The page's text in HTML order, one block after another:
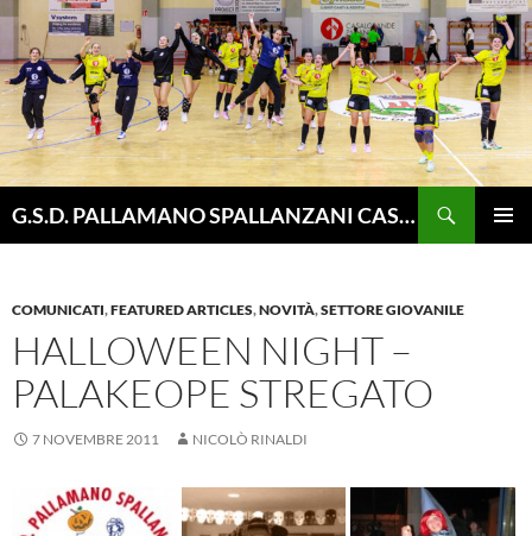
Vai
contenuto
G.S.D. PALLAMANO SPALLANZANI CASALGRANDE
COMUNICATI,FEATURED ARTICLES,NOVITÀ,SETTORE GIOVANILE
HALLOWEEN NIGHT –
PALAKEOPE STREGATO
7 NOVEMBRE 2011 NICOLÒ RINALDI